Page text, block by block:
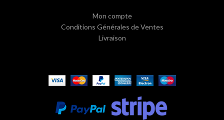
Mon compte
Conditions Générales de Ventes
Livraison